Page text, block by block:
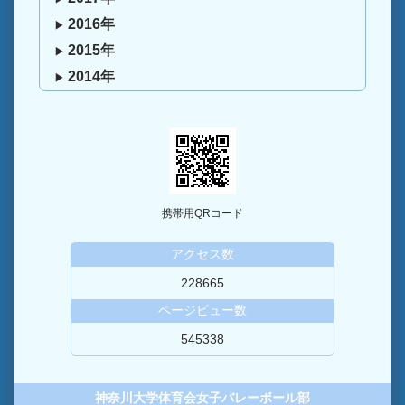
2016年
2015年
2014年
携帯用QRコード
アクセス数
228665
ページビュー数
545338
神奈川大学体育会女子バレーボール部